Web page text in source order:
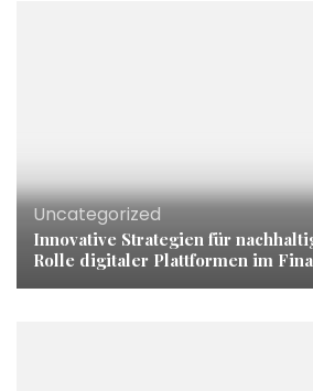
Uncategorized
Innovative Strategien für
Rolle digitaler Plattformen im